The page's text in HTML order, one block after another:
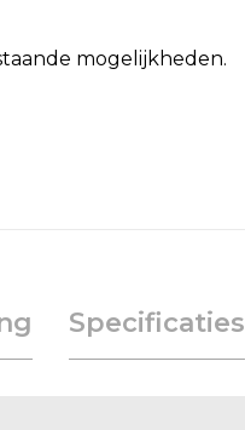
mogelijkheden.
Specificaties